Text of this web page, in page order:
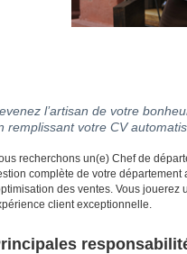
l’artisan de votre
remplissant votre CV
recherchons un(e) Chef de
complète de votre
des ventes. Vous
client exceptionnelle.